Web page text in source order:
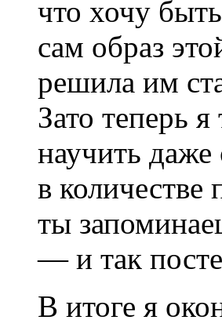
что хочу
сам образ
решила им
Зато теперь
научить даже
в количестве
ты
— и так
В итоге я